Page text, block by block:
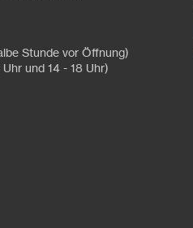
Stunde vor Öffnung)
und 14 - 18 Uhr)